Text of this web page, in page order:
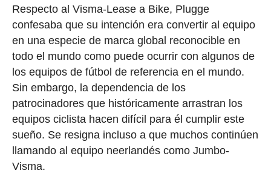
Respecto al Visma-Lease a Bike, Plugge
confesaba que su intención era convertir al equipo
en una especie de marca global reconocible en
todo el mundo como puede ocurrir con algunos de
los equipos de fútbol de referencia en el mundo.
Sin embargo, la dependencia de los
patrocinadores que históricamente arrastran los
equipos ciclista hacen difícil para él cumplir este
sueño. Se resigna incluso a que muchos continúen
llamando al equipo neerlandés como Jumbo-
Visma.